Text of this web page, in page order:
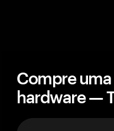
Compre
hardware —